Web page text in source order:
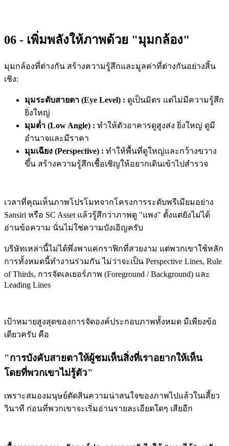
06 - เพิ่มพลังให้ภาพด้วย "มุมกล้อง"
มุมกล้องที่ต่างกัน สร้างความรู้สึกและมูลค่าที่ต่างกันอย่างสิ้น
เชิง:
มุมระดับสายตา (Eye Level) : ดูเป็นมิตร แต่ไม่มีความรู้สึก
ยิ่งใหญ่
มุมต่ำ (Low Angle) : ทำให้ตัวอาคารดูสูงส่ง ยิ่งใหญ่ ดูมี
อำนาจและมีราคา
มุมเฉียง (Perspective) : ทำให้พื้นที่ดูใหญ่และกว้างขวาง
ขึ้น สร้างความรู้สึกเชื้อเชิญให้อยากเดินเข้าไปสำรวจ
เวลาที่คุณเห็นภาพโปรโมทจากโครงการระดับพรีเมียมอย่าง
Sansiri หรือ SC Asset แล้วรู้สึกว่าภาพดู "แพง" ตั้งแต่ยังไม่ได้
อ่านข้อความ นั่นไม่ใช่ความบังเอิญครับ
บริษัทเหล่านี้ไม่ได้พึ่งพาแค่กราฟิกที่สวยงาม แต่พวกเขาใช้หลัก
การทั้งหมดนี้ทำงานร่วมกัน ไม่ว่าจะเป็น Perspective Lines, Rule
of Thirds, การจัดเลเยอร์ภาพ (Foreground / Background) และ
Leading Lines
เป้าหมายสูงสุดของการจัดองค์ประกอบภาพทั้งหมด มีเพียงข้อ
เดียวครับ คือ
"การบังคับสายตาให้ผู้ชมเห็นสิ่งที่เราอยากให้เห็น
โดยที่พวกเขาไม่รู้ตัว"
เพราะสมองมนุษย์ตัดสินความน่าสนใจของภาพไปแล้วในเสี้ยว
วินาที ก่อนที่พวกเขาจะเริ่มอ่านรายละเอียดใดๆ เสียอีก